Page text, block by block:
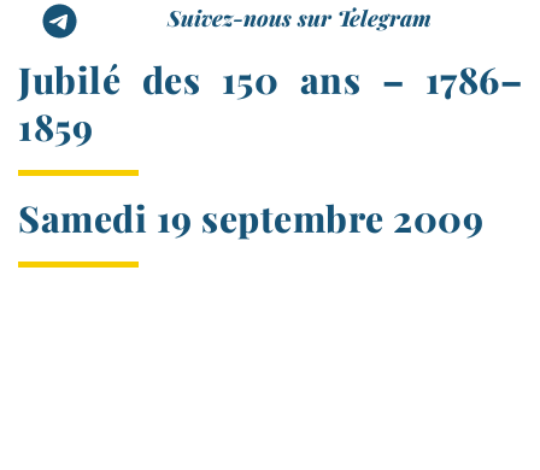
Suivez-nous sur Telegram
Jubilé des 150 ans – 1786–
1859
Samedi 19 septembre 2009